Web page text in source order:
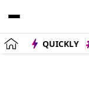
QUICKLY